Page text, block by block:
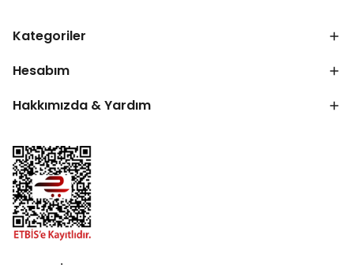
Kategoriler
Hesabım
Hakkımızda & Yardım